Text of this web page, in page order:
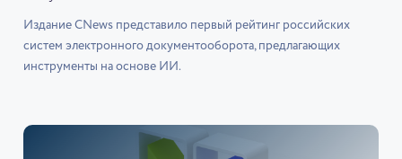
Издание CNews представило первый рейтинг российских
систем электронного документооборота, предлагающих
инструменты на основе ИИ.